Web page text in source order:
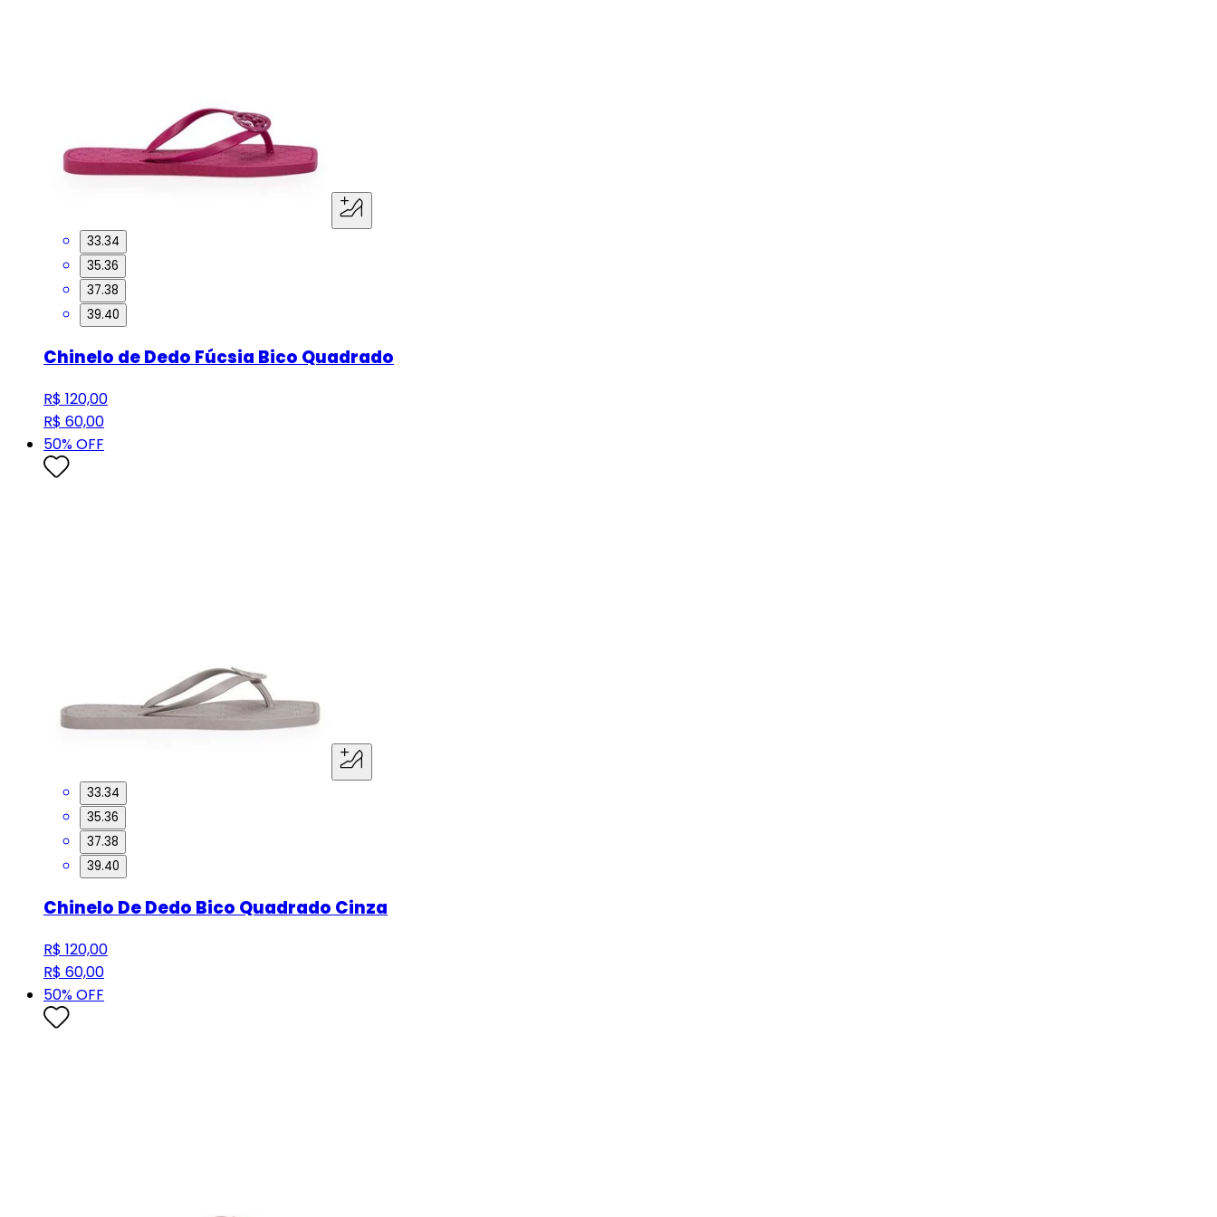
33.34
35.36
37.38
39.40
Chinelo de Dedo Fúcsia Bico Quadrado
R$ 120,00
R$ 60,00
50% OFF
33.34
35.36
37.38
39.40
Chinelo De Dedo Bico Quadrado Cinza
R$ 120,00
R$ 60,00
50% OFF